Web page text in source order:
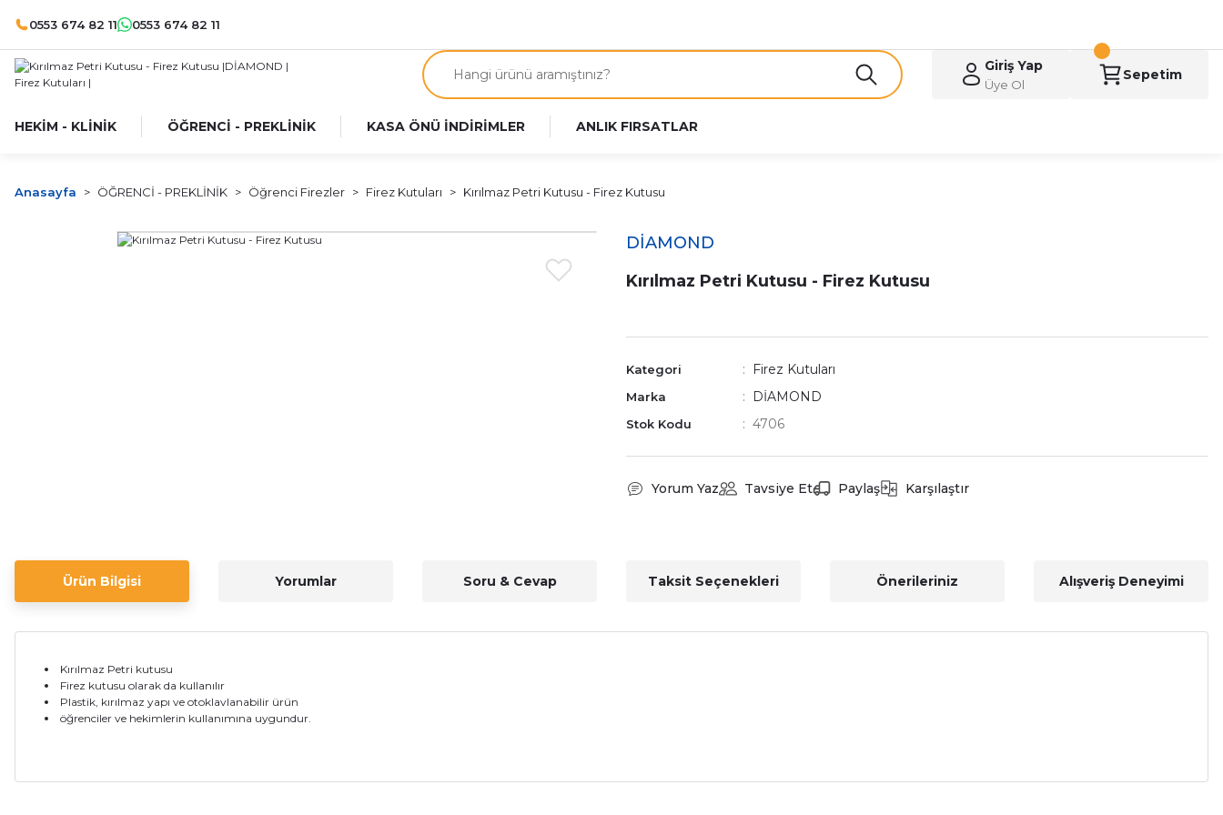
0553 674 82 11 0553 674 82 11
Giriş Yap
Üye Ol
Sepetim
HEKİM - KLİNİK ÖĞRENCİ - PREKLİNİK KASA ÖNÜ İNDİRİMLER ANLIK FIRSATLAR
Anasayfa ÖĞRENCİ - PREKLİNİK Öğrenci Firezler Firez Kutuları Kırılmaz Petri Kutusu - Firez Kutusu
DİAMOND
Kırılmaz Petri Kutusu - Firez Kutusu
Kategori Firez Kutuları
Marka DİAMOND
Stok Kodu 4706
Yorum Yaz Tavsiye Et Paylaş Karşılaştır
Ürün Bilgisi Yorumlar Soru & Cevap Taksit Seçenekleri Önerileriniz Alışveriş Deneyimi
Kırılmaz Petri kutusu
Firez kutusu olarak da kullanılır
Plastik, kırılmaz yapı ve otoklavlanabilir ürün
öğrenciler ve hekimlerin kullanımına uygundur.